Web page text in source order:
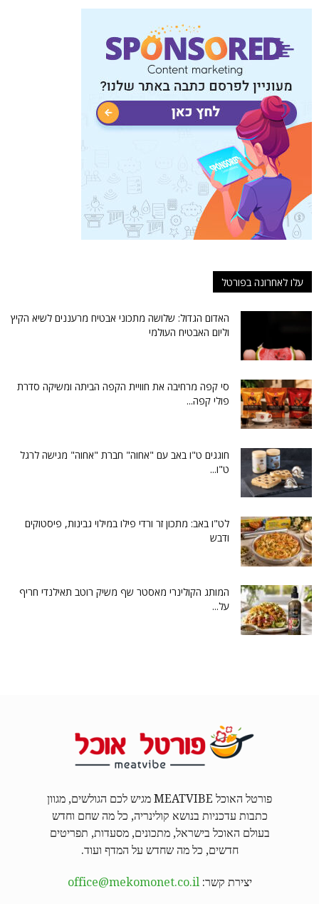
עלו לאחרונה בפורטל
האדום הגדול: שלושה מתכוני אבטיח מרעננים לשיא הקיץ
וליום האבטיח העולמי
סי קפה מרחיבה את חוויית הקפה הביתה ומשיקה סדרת
פולי קפה...
חוגגים ט"ו באב עם "אחוה" חברת "אחוה" מגישה לרגל
ט"ו...
לט"ו באב: מתכון זר ורדי פילו במילוי גבינות, פיסטוקים
ודבש
המותג הקולינרי מאסטר שף משיק רוטב תאילנדי חריף
על...
פורטל האוכל MEATVIBE מגיש לכם הגולשים, מגוון
כתבות עדכניות בנושא קולינריה, כל מה שחם וחדש
בעולם האוכל בישראל, מתכונים, מסעדות, תפריטים
חדשים, כל מה שחדש על המדף ועוד.
יצירת קשר:office@mekomonet.co.il